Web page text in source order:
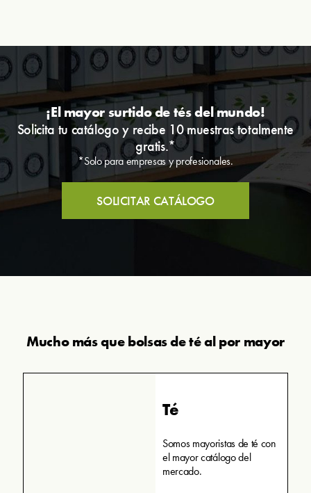
¡El mayor surtido de tés del mundo!
Solicita tu catálogo y recibe 10 muestras totalmente
gratis.*
*Solo para empresas y profesionales.
SOLICITAR CATÁLOGO
Mucho más que bolsas de té al por mayor
Té
Somos mayoristas de té con
el mayor catálogo del
mercado.